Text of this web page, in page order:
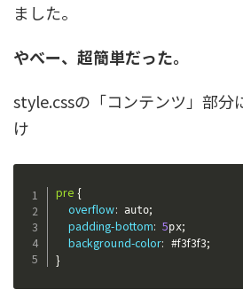
ました。
やべー、超簡単だった。
style.cssの「コンテンツ」部分
け
pre {
overflow: auto;
padding-bottom: 5px;
background-color: #f3f3f3;
}